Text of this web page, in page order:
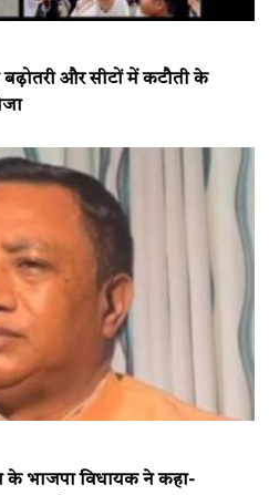
बढ़ोतरी और सीटों में कटौती के
भाजपा विधायक ने कहा-